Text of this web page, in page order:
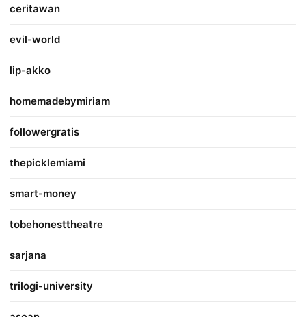
ceritawan
evil-world
lip-akko
homemadebymiriam
followergratis
thepicklemiami
smart-money
tobehonesttheatre
sarjana
trilogi-university